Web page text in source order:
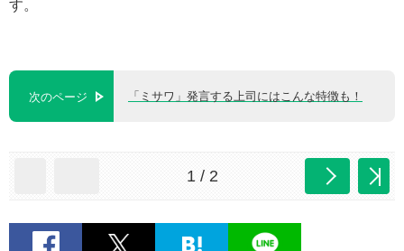
す。
次のページ 「ミサワ」発言する上司にはこんな特徴も！
1 / 2